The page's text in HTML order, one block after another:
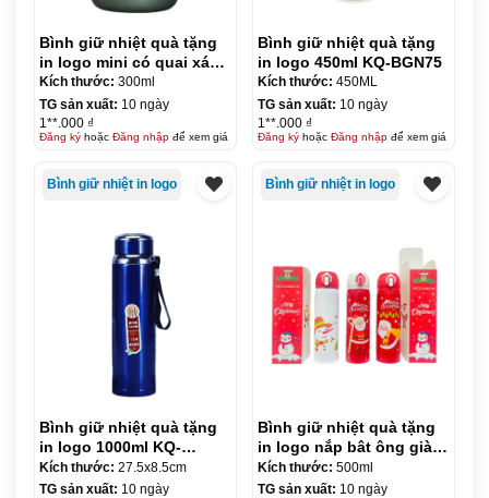
Bình giữ nhiệt quà tặng
in logo mini có quai xách
300ml KQ-BGN74
Kích thước: 300ml
TG sản xuất: 10 ngày
1**.000 ₫
Đăng kýhoặc Đăng nhậpđể xem giá
Bình giữ nhiệt quà tặng
in logo 450ml KQ-BGN75
Kích thước: 450ML
TG sản xuất: 10 ngày
1**.000 ₫
Đăng kýhoặc Đăng nhậpđể xem giá
Bình giữ nhiệt in logo
Bình giữ nhiệt quà tặng
in logo 1000ml KQ-
BGN76
Kích thước: 27.5x8.5cm
TG sản xuất: 10 ngày
Bình giữ nhiệt in logo
Bình giữ nhiệt quà tặng
in logo nắp bât ông già
Noel 500ml KQ-BGN77
Kích thước: 500ml
TG sản xuất: 10 ngày